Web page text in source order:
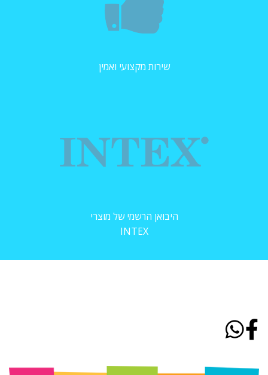
שירות מקצועי ואמין
היבואן הרשמי של מוצרי
INTEX